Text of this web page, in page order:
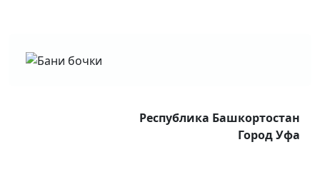
Республика Башкортостан
Город Уфа